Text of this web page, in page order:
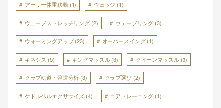
アーリー体重移動 (1) ウェッジ (1)
ウェーブストレッチリング (2) ウェーブリング (3)
ウォーミングアップ(23) オーバースイング (1)
キネシス (5) キングマッスル (3) クイーンマッスル (3)
クラブ軌道・弾道分析 (3) クラブ選び (2)
ケトルベルエクササイズ (4) コアトレーニング (1)